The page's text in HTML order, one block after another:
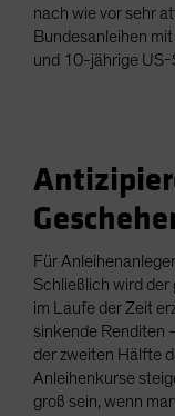
nach wie vor sehr
Bundesanleihen
und 10-jährige US-
Für
Schließlich wird der
im Laufe der Zeit
sinkende Renditen
der zweiten Hälfte
Anleihenkurse
groß sein, wenn